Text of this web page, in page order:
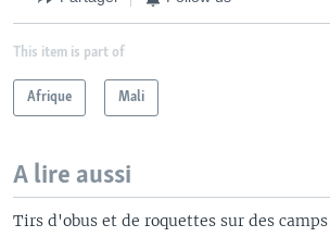
This item is part of
Afrique Mali
A lire aussi
Tirs d'obus et de roquettes sur des